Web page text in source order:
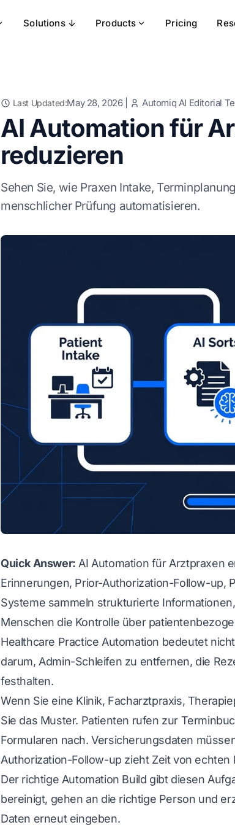
Solutions ↓ Products Pricing
Last Updated:May 28, 2026| Automiq AI Editorial
AI Automation für
reduzieren
Sehen Sie, wie Praxen Intake,
menschlicher Prüfung automatisieren.
Quick Answer: AI Automation für Arztpraxen
Erinnerungen, Prior-Authorization-Follow-up,
Systeme sammeln strukturierte
Menschen die Kontrolle über
Healthcare Practice Automation bedeutet
darum, Admin-Schleifen zu entfernen, die
festhalten.
Wenn Sie eine Klinik, Facharztpraxis,
Sie das Muster. Patienten rufen zur
Formularen nach. Versicherungsdaten
Authorization-Follow-up zieht Zeit von echten
Der richtige Automation Build gibt diesen
bereinigt, gehen an die richtige Person und
Daten erneut eingeben.